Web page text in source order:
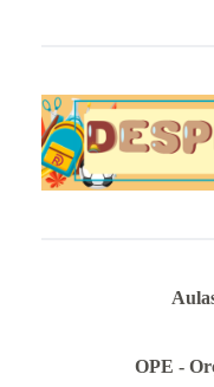
OPE -